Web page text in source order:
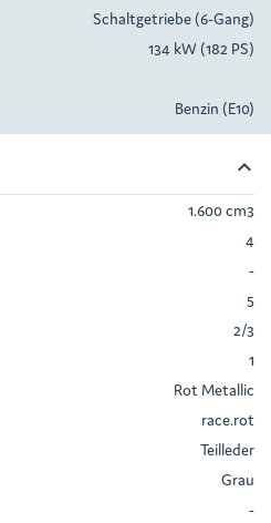
Schaltgetriebe (6-Gang)
134 kW (182 PS)
Benzin (E10)
keyboard_arrow_up
1.600 cm3
4
-
5
2/3
1
Rot Metallic
race.rot
Teilleder
Grau
-